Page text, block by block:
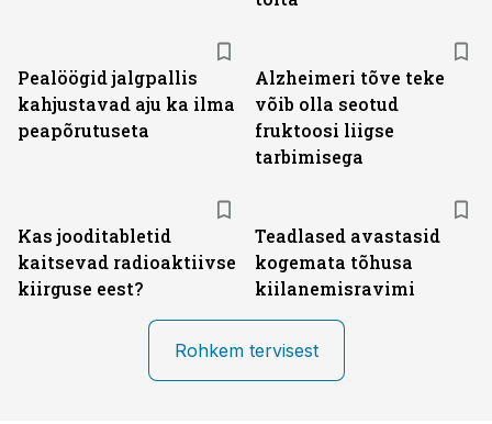
Pealöögid jalgpallis
kahjustavad aju ka ilma
peapõrutuseta
Alzheimeri tõve teke
võib olla seotud
fruktoosi liigse
tarbimisega
Kas jooditabletid
kaitsevad radioaktiivse
kiirguse eest?
Teadlased avastasid
kogemata tõhusa
kiilanemisravimi
Rohkem tervisest